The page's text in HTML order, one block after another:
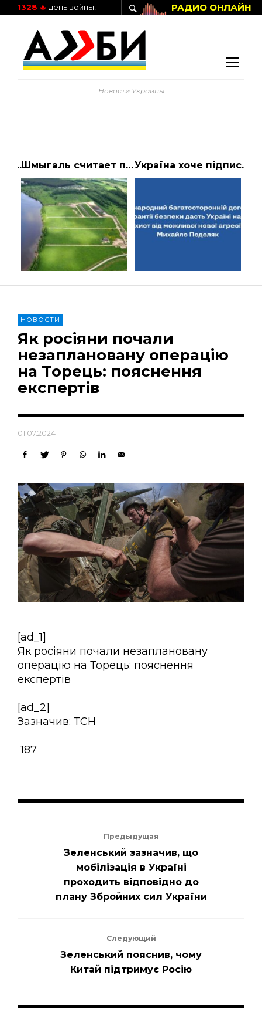
РАДИО ОНЛАЙН
1328 🔥 день войны!
Новости Украины
Українців попередили про небезпечні водні явища — Україна Шмыгаль считает преждевременным введение налога на землю | Алиби Україна хоче підписати міжнародний договір про гарантії безпеки, який дасть їй н… | Президент Украины
НОВОСТИ
Як росіяни почали
незаплановану операцію
на Торець: пояснення
експертів
01.07.2024
[ad_1]
Як росіяни почали незаплановану
операцію на Торець: пояснення
експертів
[ad_2]
Зазначив: ТСН
187
Предыдущая
Зеленський зазначив, що
мобілізація в Україні
проходить відповідно до
плану Збройних сил України
Следующий
Зеленський пояснив, чому
Китай підтримує Росію